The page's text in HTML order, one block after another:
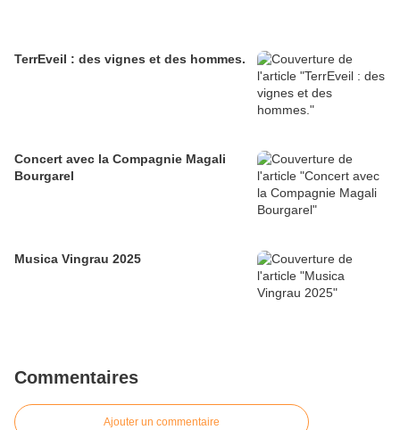
TerrEveil : des vignes et des hommes.
Concert avec la Compagnie Magali
Bourgarel
Musica Vingrau 2025
Commentaires
Ajouter un commentaire